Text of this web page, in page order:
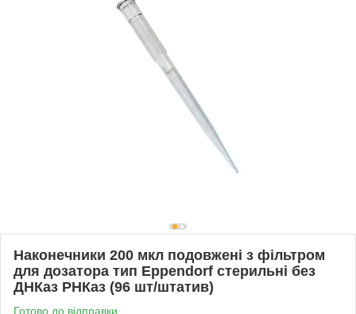
Наконечники 200 мкл подовжені з фільтром
для дозатора тип Eppendorf стерильні без
ДНКаз РНКаз (96 шт/штатив)
Готово до відправки